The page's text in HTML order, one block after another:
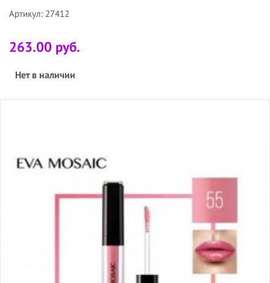
Артикул: 27412
263.00 руб.
Нет в наличии